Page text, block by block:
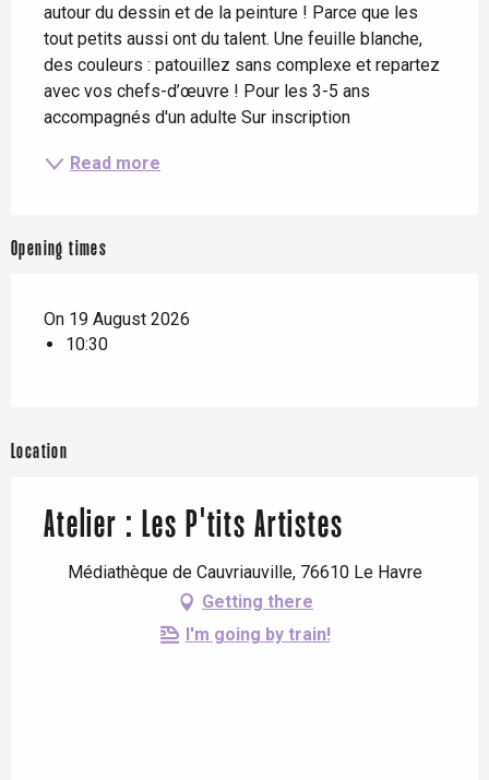
autour du dessin et de la peinture ! Parce que les
tout petits aussi ont du talent. Une feuille blanche,
des couleurs : patouillez sans complexe et repartez
avec vos chefs-d’œuvre ! Pour les 3-5 ans
accompagnés d'un adulte Sur inscription
Read more
Opening times
On 19 August 2026
10:30
Location
Atelier : Les P'tits Artistes
Médiathèque de Cauvriauville, 76610 Le Havre
Getting there
I'm going by train!